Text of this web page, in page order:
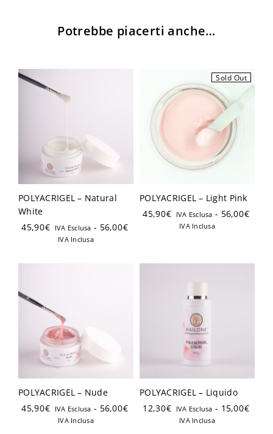
Password dimenticata?
Hai già un account?
Potrebbe piacerti anche…
POLYACRIGEL – Natural
White
45,90€ IVA Esclusa - 56,00€
IVA Inclusa
Sold Out
POLYACRIGEL – Light Pink
45,90€ IVA Esclusa - 56,00€
IVA Inclusa
POLYACRIGEL – Nude
45,90€ IVA Esclusa - 56,00€
IVA Inclusa
POLYACRIGEL – Liquido
12,30€ IVA Esclusa - 15,00€
IVA Inclusa